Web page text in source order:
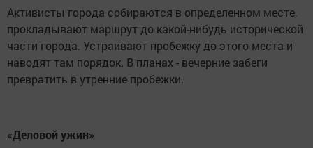
Активисты города собираются в определенном месте,
прокладывают маршрут до какой-нибудь исторической
части города. Устраивают пробежку до этого места и
наводят там порядок. В планах - вечерние забеги
превратить в утренние пробежки.
«Деловой ужин»